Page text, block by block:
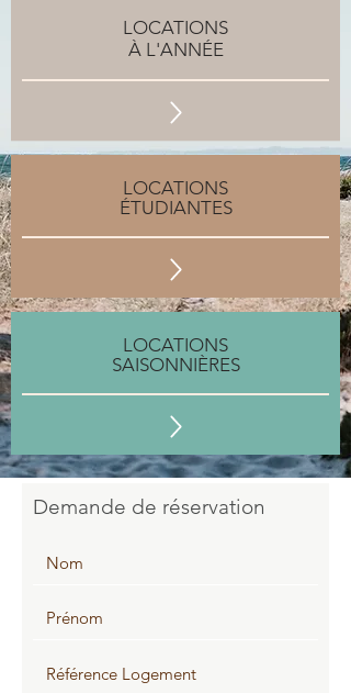
LOCATIONS
À L'ANNÉE
LOCATIONS
ÉTUDIANTES
LOCATIONS
SAISONNIÈRES
Demande de réservation